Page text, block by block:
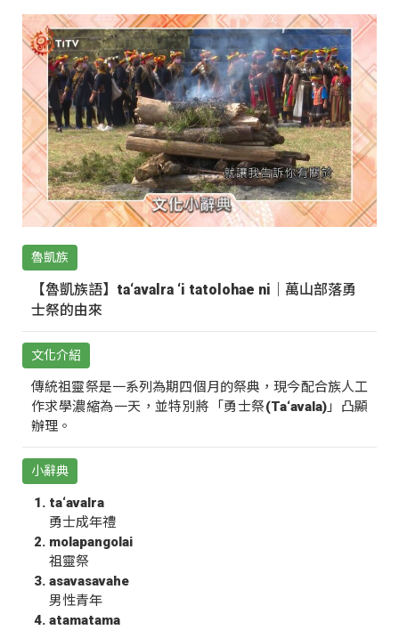
魯凱族
【魯凱族語】ta‘avalra ‘i tatolohae ni｜萬山部落勇
士祭的由來
文化介紹
傳統祖靈祭是一系列為期四個月的祭典，現今配合族人工
作求學濃縮為一天，並特別將「勇士祭(Ta‘avala)」凸顯
辦理。
小辭典
ta‘avalra
勇士成年禮
molapangolai
祖靈祭
asavasavahe
男性青年
atamatama